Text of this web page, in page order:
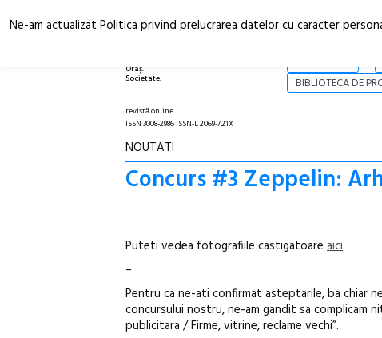
Oraș.
Societate.
BIBLIOTECA DE
revistă online
ISSN 3008-2986 ISSN-L 2069-721X
NOUTATI
Concurs #3 Zeppelin:
Puteti vedea fotografiile castigatoare aici.
–
Pentru ca ne-ati confirmat asteptarile, ba chiar
concursului nostru, ne-am gandit sa complicam
publicitara / Firme, vitrine, reclame vechi”.
Ne-am actualizat Politica privind prelucrarea datelor cu caracter